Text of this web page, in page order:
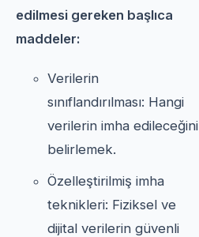
edilmesi gereken başlıca
maddeler:
Verilerin
sınıflandırılması: Hangi
verilerin imha edileceğini
belirlemek.
Özelleştirilmiş imha
teknikleri: Fiziksel ve
dijital verilerin güvenli